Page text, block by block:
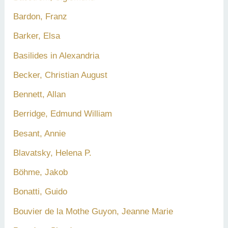
Bardon, Franz
Barker, Elsa
Basilides in Alexandria
Becker, Christian August
Bennett, Allan
Berridge, Edmund William
Besant, Annie
Blavatsky, Helena P.
Böhme, Jakob
Bonatti, Guido
Bouvier de la Mothe Guyon, Jeanne Marie